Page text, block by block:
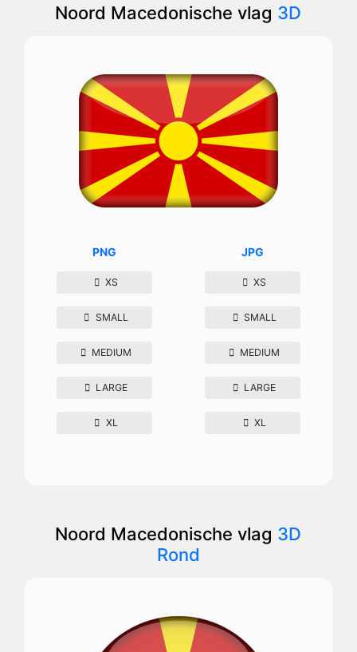
Noord Macedonische vlag 3D
PNG
XS
SMALL
MEDIUM
LARGE
XL
JPG
XS
SMALL
MEDIUM
LARGE
XL
Noord Macedonische vlag 3D
Rond